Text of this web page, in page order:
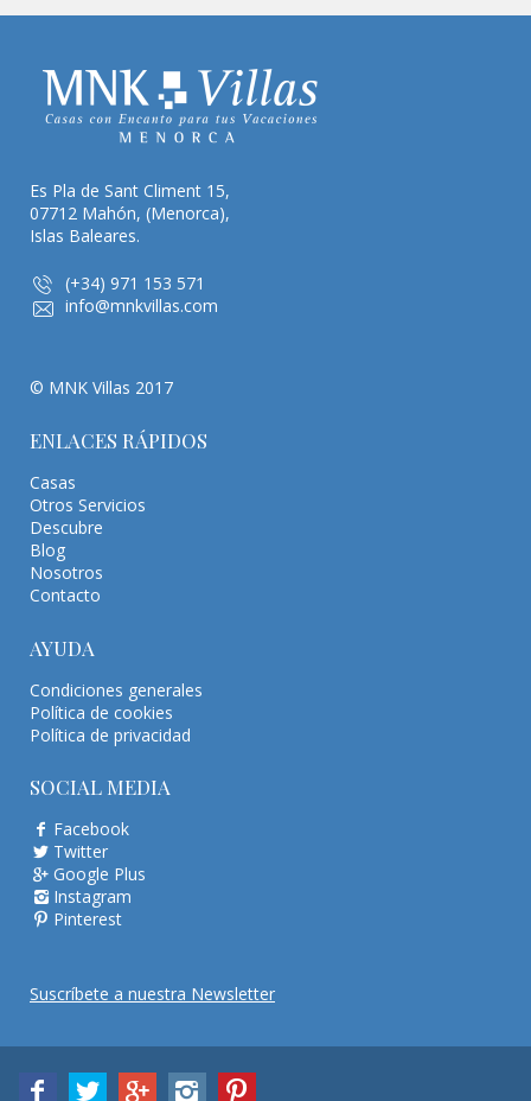
Es Pla de Sant Climent 15,
07712 Mahón, (Menorca),
Islas Baleares.
(+34) 971 153 571
info@mnkvillas.com
© MNK Villas 2017
ENLACES RÁPIDOS
Casas
Otros Servicios
Descubre
Blog
Nosotros
Contacto
AYUDA
Condiciones generales
Política de cookies
Política de privacidad
SOCIAL MEDIA
Facebook
Twitter
Google Plus
Instagram
Pinterest
Suscríbete a nuestra Newsletter